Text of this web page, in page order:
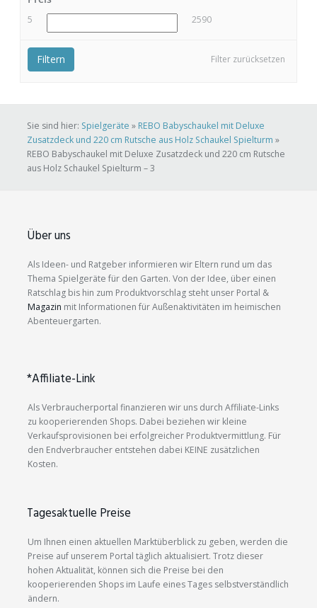
5 2590
Filter zurücksetzen
Filtern
Sie sind hier: Spielgeräte » REBO Babyschaukel mit Deluxe
Zusatzdeck und 220 cm Rutsche aus Holz Schaukel Spielturm »
REBO Babyschaukel mit Deluxe Zusatzdeck und 220 cm Rutsche
aus Holz Schaukel Spielturm – 3
Über uns
Als Ideen- und Ratgeber informieren wir Eltern rund um das
Thema Spielgeräte für den Garten. Von der Idee, über einen
Ratschlag bis hin zum Produktvorschlag steht unser Portal &
Magazin mit Informationen für Außenaktivitäten im heimischen
Abenteuergarten.
*Affiliate-Link
Als Verbraucherportal finanzieren wir uns durch Affiliate-Links
zu kooperierenden Shops. Dabei beziehen wir kleine
Verkaufsprovisionen bei erfolgreicher Produktvermittlung. Für
den Endverbraucher entstehen dabei KEINE zusätzlichen
Kosten.
Tagesaktuelle Preise
Um Ihnen einen aktuellen Marktüberblick zu geben, werden die
Preise auf unserem Portal täglich aktualisiert. Trotz dieser
hohen Aktualität, können sich die Preise bei den
kooperierenden Shops im Laufe eines Tages selbstverständlich
ändern.